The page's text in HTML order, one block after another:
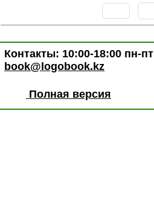
Контакты: 10:00-18:00 пн-пт
book@logobook.kz
Полная версия